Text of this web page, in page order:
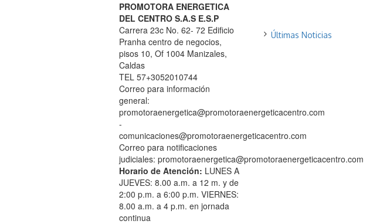
PROMOTORA ENERGETICA
DEL CENTRO S.A.S E.S.P
Carrera 23c No. 62- 72 Edificio
Pranha centro de negocios,
pisos 10, Of 1004 Manizales,
Caldas
TEL 57+3052010744
Correo para información
general:
promotoraenergetica@promotoraenergeticacentro.com
-
comunicaciones@promotoraenergeticacentro.com
Correo para notificaciones
judiciales: promotoraenergetica@promotoraenergeticacentro.com
Horario de Atención: LUNES A
JUEVES: 8.00 a.m. a 12 m. y de
2:00 p.m. a 6:00 p.m. VIERNES:
8.00 a.m. a 4 p.m. en jornada
continua
Últimas Noticias